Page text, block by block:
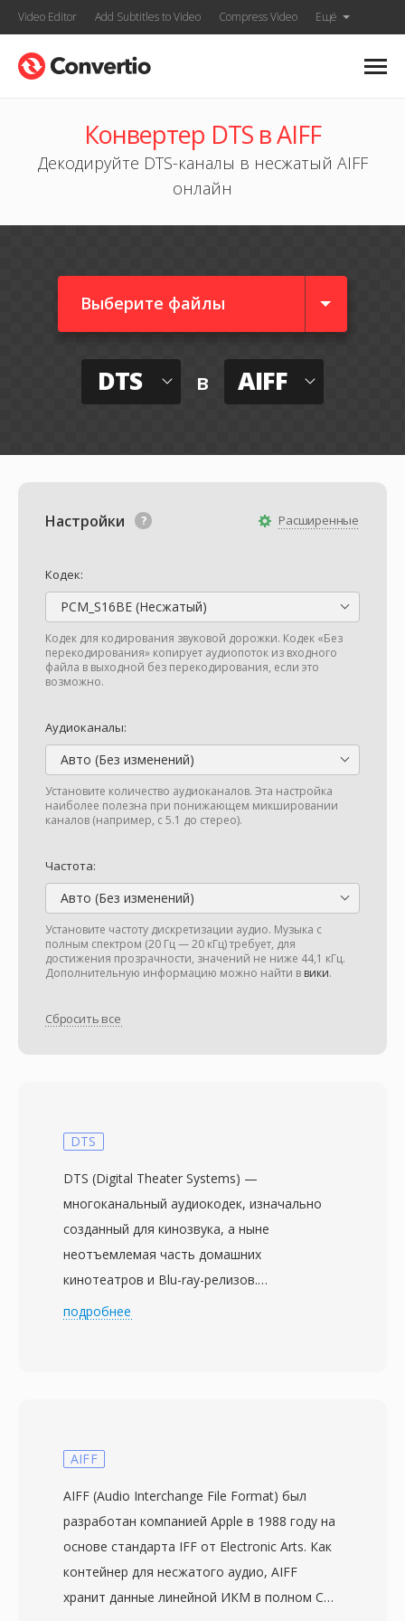
Video Editor Add Subtitles to Video Compress Video Ещё
Конвертер DTS в AIFF
Декодируйте DTS-каналы в несжатый AIFF
онлайн
Выберите файлы
DTS в AIFF
Расширенные
Настройки
Кодек:
PCM_S16BE (Несжатый)
Кодек для кодирования звуковой дорожки. Кодек «Без
перекодирования» копирует аудиопоток из входного
файла в выходной без перекодирования, если это
возможно.
Аудиоканалы:
Авто (Без изменений)
Установите количество аудиоканалов. Эта настройка
наиболее полезна при понижающем микшировании
каналов (например, с 5.1 до стерео).
Частота:
Авто (Без изменений)
Установите частоту дискретизации аудио. Музыка с
полным спектром (20 Гц — 20 кГц) требует, для
достижения прозрачности, значений не ниже 44,1 кГц.
Дополнительную информацию можно найти в вики.
Сбросить все
DTS
DTS (Digital Theater Systems) —
многоканальный аудиокодек, изначально
созданный для кинозвука, а ныне
неотъемлемая часть домашних
кинотеатров и Blu-ray-релизов.
Разработанный компанией DTS, Inc. и
768 кбит/с до 1,5 Мбит/с. В отличие от
использующих психоакустическое
моделирование, DTS выделяет больший
бюджет данных на каждый канал, сохраняя
более тонкую пространственную
детализацию и динамику тихих фрагментов.
подробнее
AIFF
AIFF (Audio Interchange File Format) был
разработан компанией Apple в 1988 году на
основе стандарта IFF от Electronic Arts. Как
контейнер для несжатого аудио, AIFF
хранит данные линейной ИКМ в полном CD-